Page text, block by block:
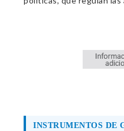
INSTRUMENTOS DE